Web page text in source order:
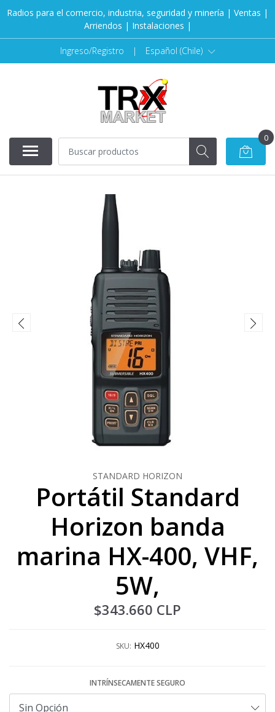
Radios para el comercio, industria, seguridad y minería | Ventas |
Arriendos | Instalaciones |
Ingreso/Registro | Español (Chile)
0
STANDARD HORIZON
Portátil Standard
Horizon banda
marina HX-400, VHF,
5W,
$343.660 CLP
SKU: HX400
INTRÍNSECAMENTE SEGURO